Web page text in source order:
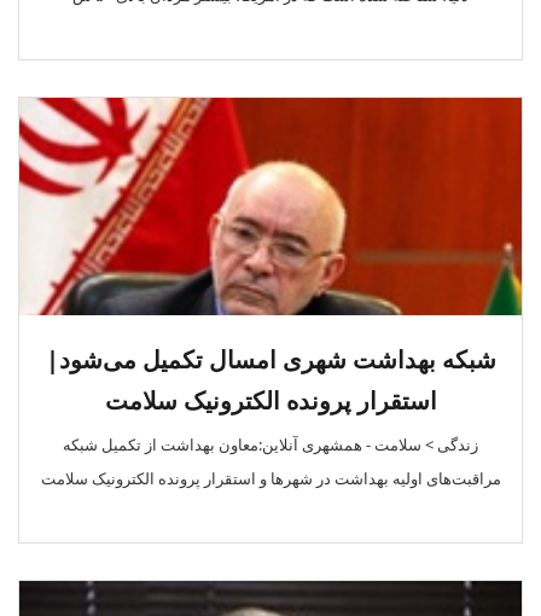
شبکه بهداشت شهری امسال تکمیل می‌شود|
استقرار پرونده الکترونیک سلامت
زندگی > سلامت - همشهری آنلاین:معاون بهداشت از تکمیل شبکه
مراقبت‌های اولیه بهداشت در شهرها و استقرار پرونده الکترونیک سلامت